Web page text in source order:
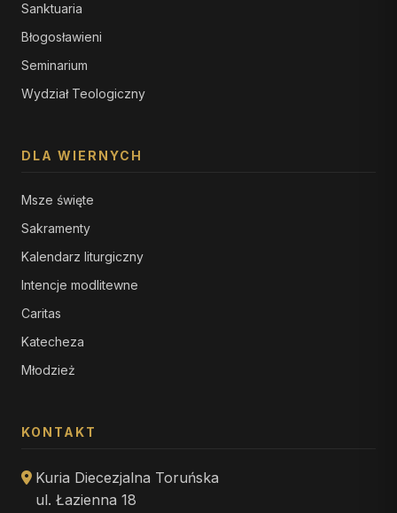
Sanktuaria
Błogosławieni
Seminarium
Wydział Teologiczny
DLA WIERNYCH
Msze święte
Sakramenty
Kalendarz liturgiczny
Intencje modlitewne
Caritas
Katecheza
Młodzież
KONTAKT
Kuria Diecezjalna Toruńska
ul. Łazienna 18